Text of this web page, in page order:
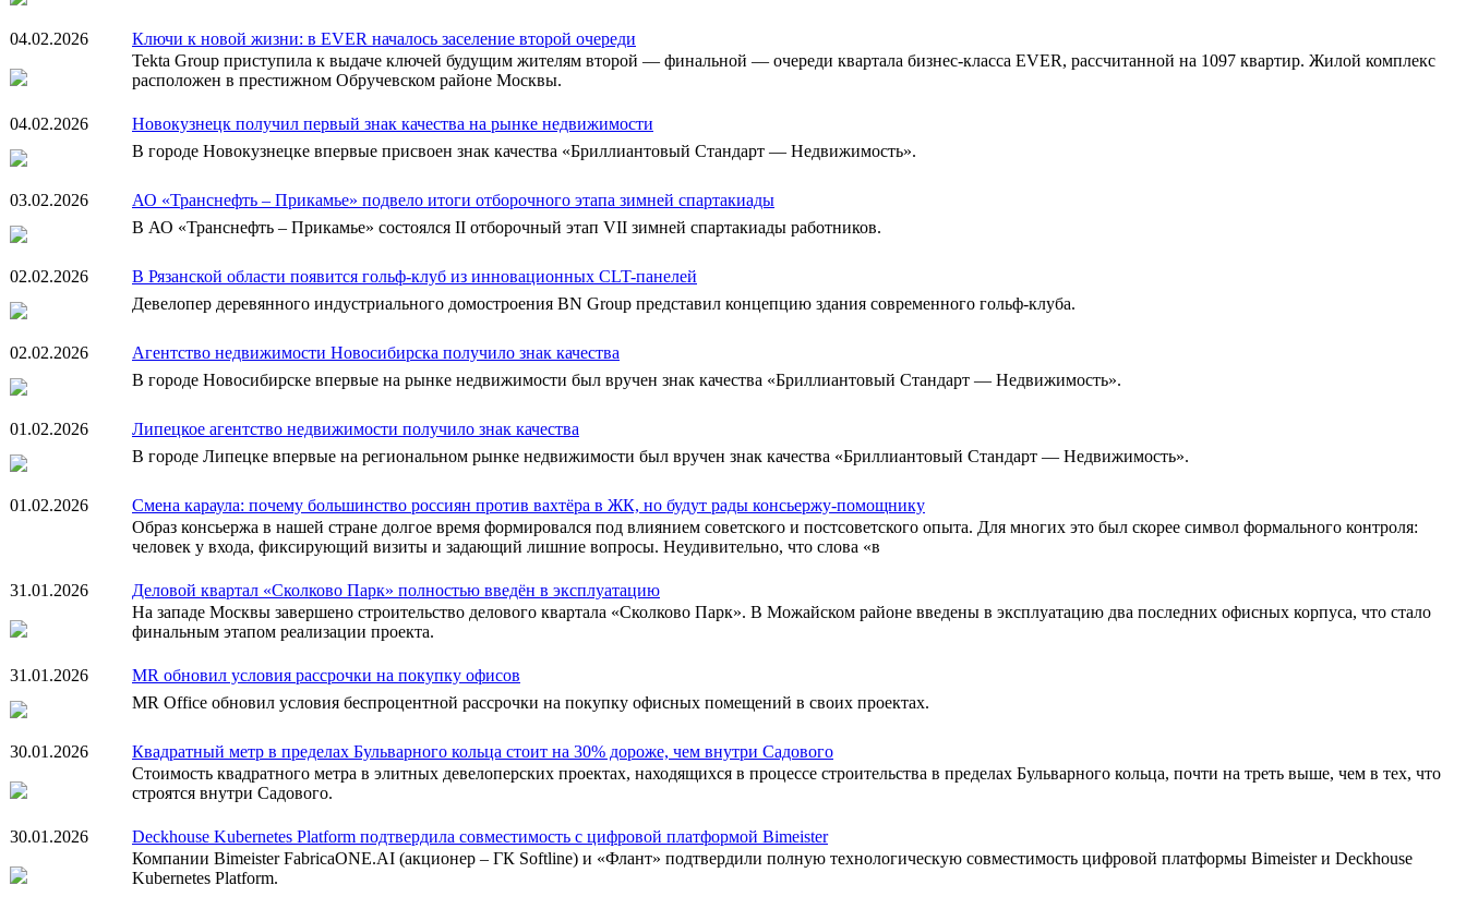
04.02.2026
Ключи к новой жизни: в EVER началось заселение второй очереди
Tekta Group приступила к выдаче ключей будущим жителям второй — финальной — очереди квартала бизнес-класса EVER, рассчитанной на 1097 квартир. Жилой комплекс
расположен в престижном Обручевском районе Москвы.
04.02.2026
Новокузнецк получил первый знак качества на рынке недвижимости
В городе Новокузнецке впервые присвоен знак качества «Бриллиантовый Стандарт — Недвижимость».
03.02.2026
АО «Транснефть – Прикамье» подвело итоги отборочного этапа зимней спартакиады
В АО «Транснефть – Прикамье» состоялся II отборочный этап VII зимней спартакиады работников.
02.02.2026
В Рязанской области появится гольф-клуб из инновационных CLT-панелей
Девелопер деревянного индустриального домостроения BN Group представил концепцию здания современного гольф-клуба.
02.02.2026
Агентство недвижимости Новосибирска получило знак качества
В городе Новосибирске впервые на рынке недвижимости был вручен знак качества «Бриллиантовый Стандарт — Недвижимость».
01.02.2026
Липецкое агентство недвижимости получило знак качества
В городе Липецке впервые на региональном рынке недвижимости был вручен знак качества «Бриллиантовый Стандарт — Недвижимость».
01.02.2026
Смена караула: почему большинство россиян против вахтёра в ЖК, но будут рады консьержу-помощнику
Образ консьержа в нашей стране долгое время формировался под влиянием советского и постсоветского опыта. Для многих это был скорее символ формального контроля:
человек у входа, фиксирующий визиты и задающий лишние вопросы. Неудивительно, что слова «в
31.01.2026
Деловой квартал «Сколково Парк» полностью введён в эксплуатацию
На западе Москвы завершено строительство делового квартала «Сколково Парк». В Можайском районе введены в эксплуатацию два последних офисных корпуса, что стало
финальным этапом реализации проекта.
31.01.2026
MR обновил условия рассрочки на покупку офисов
MR Office обновил условия беспроцентной рассрочки на покупку офисных помещений в своих проектах.
30.01.2026
Квадратный метр в пределах Бульварного кольца стоит на 30% дороже, чем внутри Садового
Стоимость квадратного метра в элитных девелоперских проектах, находящихся в процессе строительства в пределах Бульварного кольца, почти на треть выше, чем в тех, что
строятся внутри Садового.
30.01.2026
Deckhouse Kubernetes Platform подтвердила совместимость с цифровой платформой Bimeister
Компании Bimeister FabricaONE.AI (акционер – ГК Softline) и «Флант» подтвердили полную технологическую совместимость цифровой платформы Bimeister и Deckhouse
Kubernetes Platform.